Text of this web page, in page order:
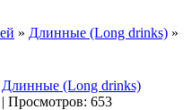
» Длинные (Long drinks) »
Длинные (Long drinks)
Просмотров: 653